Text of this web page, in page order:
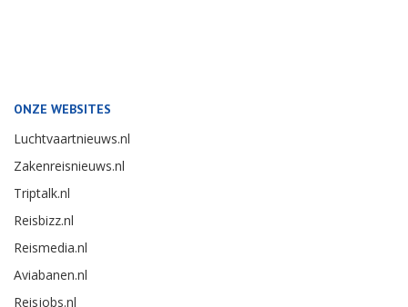
ONZE WEBSITES
Luchtvaartnieuws.nl
Zakenreisnieuws.nl
Triptalk.nl
Reisbizz.nl
Reismedia.nl
Aviabanen.nl
Reisjobs.nl